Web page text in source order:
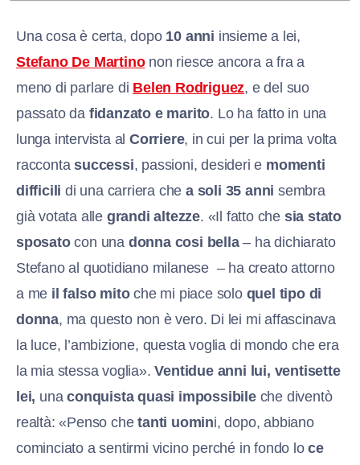
Una cosa è certa, dopo 10 anni insieme a lei,
Stefano De Martinonon riesce ancora a fra a
meno di parlare di Belen Rodriguez, e del suo
passato da fidanzato e marito. Lo ha fatto in una
lunga intervista alCorriere, in cui per la prima volta
raccontasuccessi, passioni, desideri e momenti
difficili di una carriera chea soli 35 anni sembra
già votata alle grandi altezze. «Il fatto che sia stato
sposatocon una donna cosi bella– ha dichiarato
Stefano al quotidiano milanese – ha creato attorno
a me il falso mitoche mi piace solo quel tipo di
donna, ma questo non è vero. Di lei mi affascinava
la luce, l’ambizione, questa voglia di mondo che era
la mia stessa voglia».Ventidue anni lui, ventisette
lei, unaconquista quasi impossibileche diventò
realtà: «Penso chetanti uomini, dopo, abbiano
cominciato a sentirmi vicino perché in fondo loce